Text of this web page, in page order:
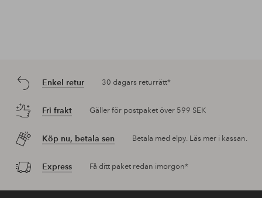
Enkel retur 30 dagars returrätt*
Fri frakt Gäller för postpaket över 599 SEK
Köp nu, betala sen Betala med elpy. Läs mer i kassan.
Express Få ditt paket redan imorgon*